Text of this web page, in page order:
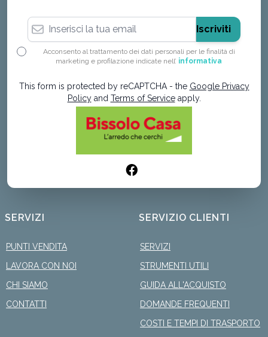
SERVIZI
PUNTI VENDITA
LAVORA CON NOI
CHI SIAMO
CONTATTI
SERVIZIO CLIENTI
SERVIZI
STRUMENTI UTILI
GUIDA ALL'ACQUISTO
DOMANDE FREQUENTI
COSTI E TEMPI DI TRASPORTO
Indirizzo email
Iscriviti
Acconsento al trattamento dei dati personali per le finalità di
marketing e profilazione indicate nell’ informativa
This form is protected by reCAPTCHA - the Google Privacy
Policyand Terms of Serviceapply.